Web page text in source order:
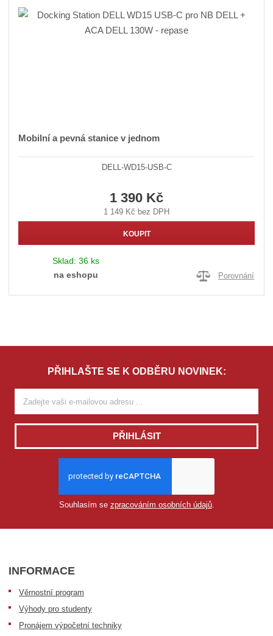
Mobilní a pevná stanice v jednom
DELL-WD15-USB-C
1 390 Kč
1 149 Kč bez DPH
KOUPIT
Sklad: 36 ks
na eshopu
Porovnání
PŘIHLAŠTE SE K ODBĚRU NOVINEK:
PŘIHLÁSIT
Souhlasím se zpracováním osobních údajů.
INFORMACE
Věrnostní program
Výhody pro studenty
Pronájem výpočetní techniky